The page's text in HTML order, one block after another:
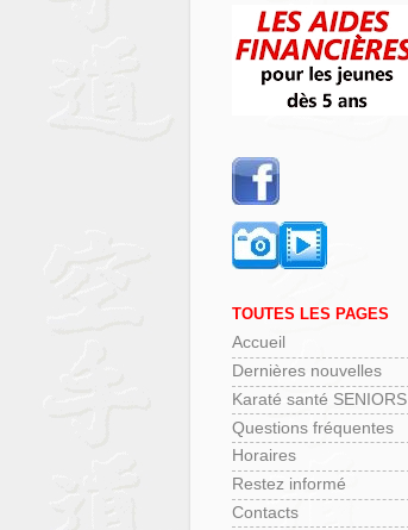
TOUTES LES PAGES
Accueil
Dernières nouvelles
Karaté santé SENIORS
Questions fréquentes
Horaires
Restez informé
Contacts